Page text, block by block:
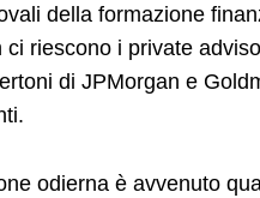
della formazione
riescono i private
di JPMorgan e
odierna è avvenuto